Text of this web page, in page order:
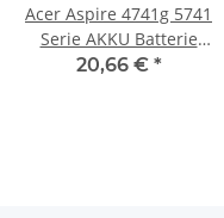
Acer Aspire 4741g 5741
Serie AKKU Batterie
Battery Pack AS10D51
20,66 € *